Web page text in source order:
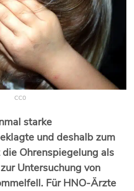
CC0
starke
und deshalb zum
Ohrenspiegelung als
Untersuchung von
Für HNO-Ärzte